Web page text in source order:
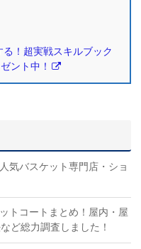
る！超実戦スキルブック
ント中！
気バスケット専門店・ショ
トコートまとめ！屋内・屋
ど総力調査しました！